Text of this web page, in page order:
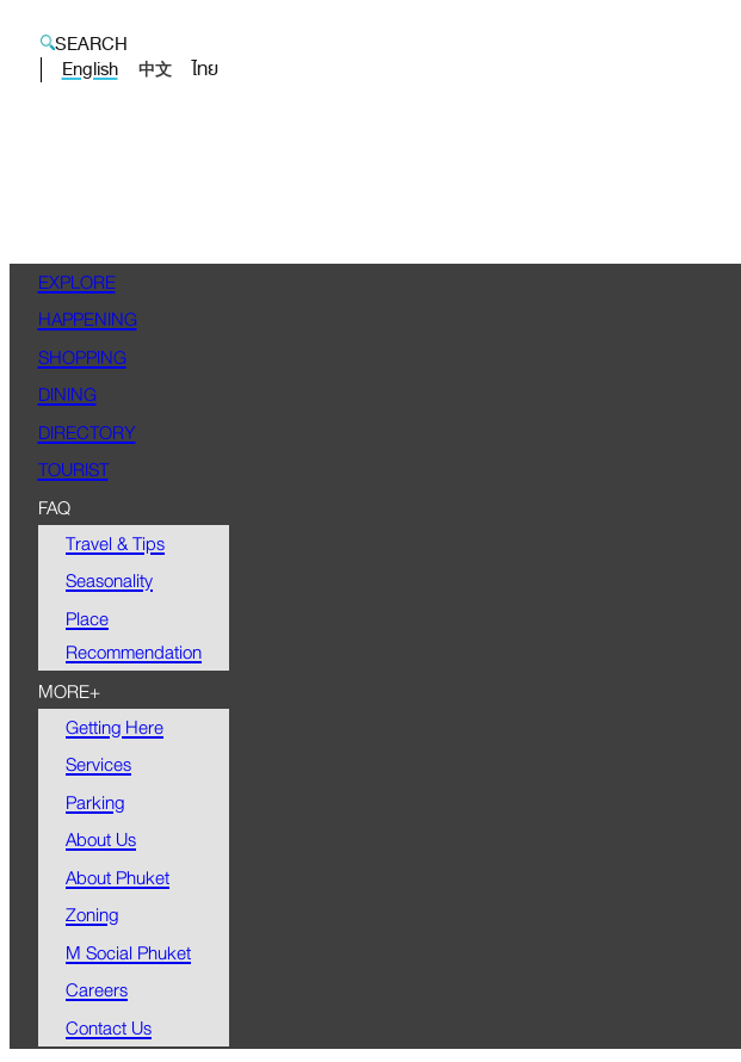
SEARCH
English
中文 ไทย
EXPLORE
HAPPENING
SHOPPING
DINING
DIRECTORY
TOURIST
FAQ
Travel & Tips
Seasonality
Place
Recommendation
MORE+
Getting Here
Services
Parking
About Us
About Phuket
Zoning
M Social Phuket
Careers
Contact Us